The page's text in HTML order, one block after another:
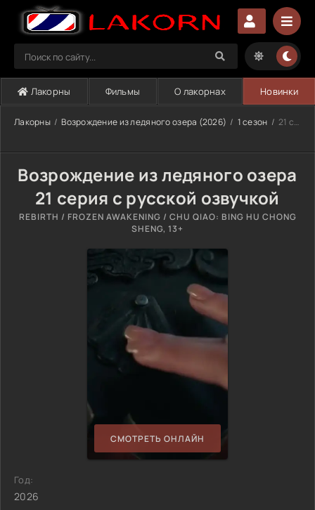
Лакорны Фильмы О лакорнах Новинки
Лакорны Возрождение из ледяного озера (2026) 1 сезон 21 серия
Возрождение из ледяного озера
21 серия с русской озвучкой
REBIRTH / FROZEN AWAKENING / CHU QIAO: BING HU CHONG
SHENG, 13+
СМОТРЕТЬ ОНЛАЙН
Год:
2026